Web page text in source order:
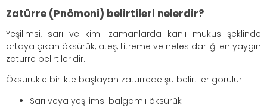
Zatürre (Pnömoni) belirtileri nelerdir?
Yeşilimsi, sarı ve kimi zamanlarda kanlı mukus şeklinde
ortaya çıkan öksürük, ateş, titreme ve nefes darlığı en yaygın
zatürre belirtileridir.
Öksürükle birlikte başlayan zatürrede şu belirtiler görülür:
Sarı veya yeşilimsi balgamlı öksürük